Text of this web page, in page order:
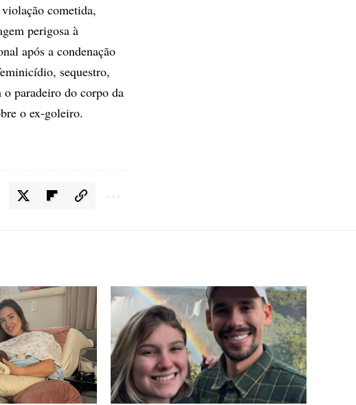
cometida,
perigosa à
após a condenação
sequestro,
o paradeiro do corpo da
o ex-goleiro.